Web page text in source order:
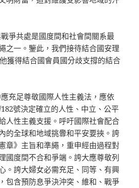
爭共處是國度間和社會間關系最
之一。鑒此，我們接待結合國安理
獲得結合國會員國分歧支撐的結合
充足尊敬國際人性主義法，應依
號決定確立的人性、中立、公平
人性主義支援。呼吁國際社會配合
的全球和地域挑釁和平安要挾。誇
章》主旨和準繩，重申經由過程對
國度間不合和爭端。誇大應尊敬列
。誇大婦女必需充足、同等、有興
包含預防息爭決沖突、維和、戰爭